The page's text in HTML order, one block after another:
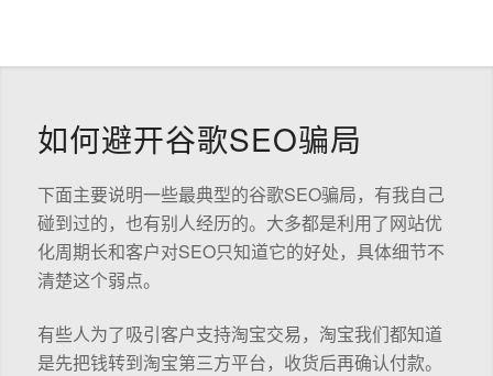
如何避开谷歌SEO骗局
下面主要说明一些最典型的谷歌SEO骗局，有我自己
碰到过的，也有别人经历的。大多都是利用了网站优
化周期长和客户对SEO只知道它的好处，具体细节不
清楚这个弱点。
有些人为了吸引客户支持淘宝交易，淘宝我们都知道
是先把钱转到淘宝第三方平台，收货后再确认付款。